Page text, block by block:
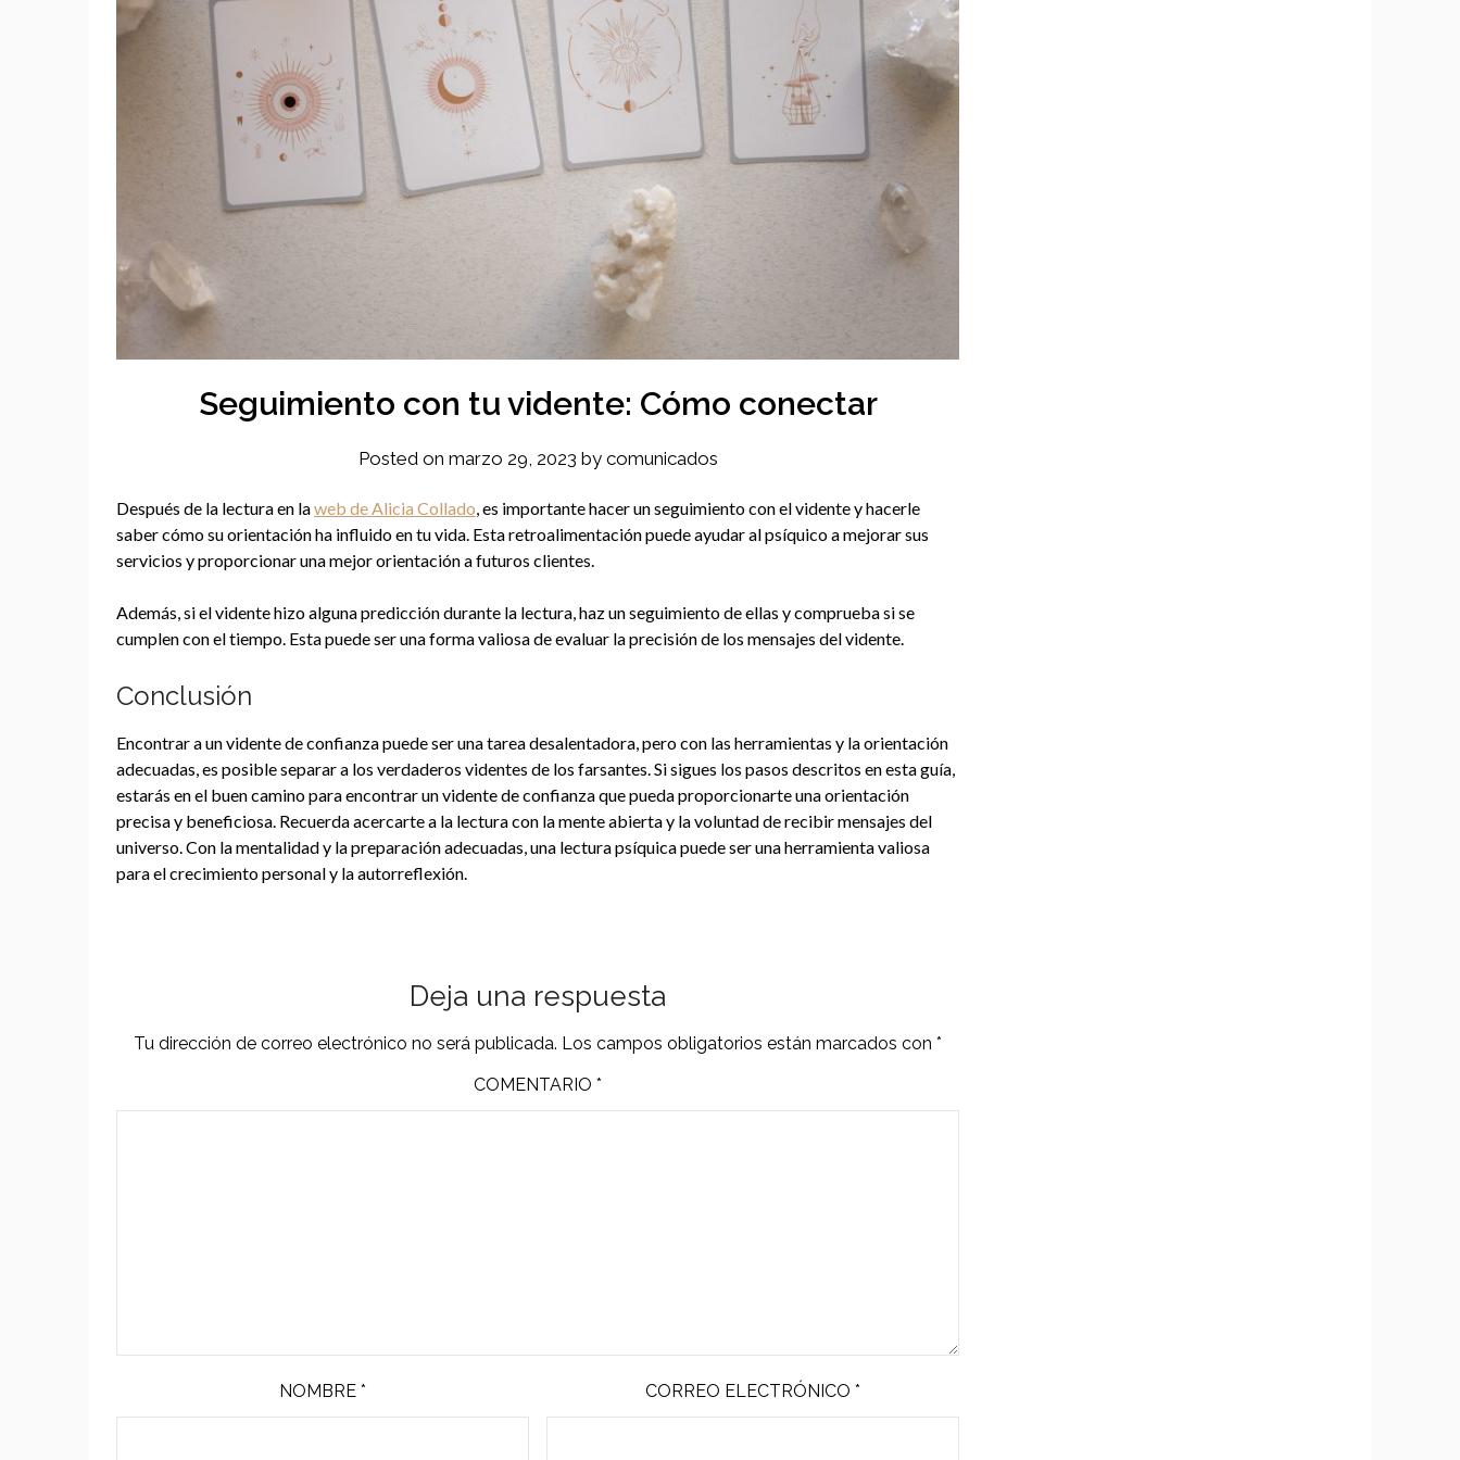
Seguimiento con tu vidente: Cómo conectar
Posted on marzo 29, 2023 by comunicados
Después de la lectura en laweb de Alicia Collado , es importante hacer un seguimiento con el vidente y hacerle
saber cómo su orientación ha influido en tu vida. Esta retroalimentación puede ayudar al psíquico a mejorar sus
servicios y proporcionar una mejor orientación a futuros clientes.
Además, si el vidente hizo alguna predicción durante la lectura, haz un seguimiento de ellas y comprueba si se
cumplen con el tiempo. Esta puede ser una forma valiosa de evaluar la precisión de los mensajes del vidente.
Conclusión
Encontrar a un vidente de confianza puede ser una tarea desalentadora, pero con las herramientas y la orientación
adecuadas, es posible separar a los verdaderos videntes de los farsantes. Si sigues los pasos descritos en esta guía,
estarás en el buen camino para encontrar un vidente de confianza que pueda proporcionarte una orientación
precisa y beneficiosa. Recuerda acercarte a la lectura con la mente abierta y la voluntad de recibir mensajes del
universo. Con la mentalidad y la preparación adecuadas, una lectura psíquica puede ser una herramienta valiosa
para el crecimiento personal y la autorreflexión.
Deja una respuesta
Tu dirección de correo electrónico no será publicada. Los campos obligatorios están marcados con *
COMENTARIO *
NOMBRE* CORREO ELECTRÓNICO *